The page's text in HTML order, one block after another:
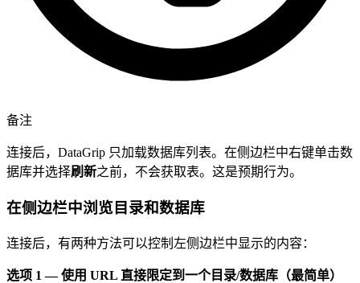
备注
连接后，DataGrip 只加载数据库列表。在侧边栏中右键单击数
据库并选择刷新之前，不会获取表。这是预期行为。
在侧边栏中浏览目录和数据库
连接后，有两种方法可以控制左侧边栏中显示的内容：
选项 1 — 使用 URL 直接限定到一个目录/数据库（最简单）